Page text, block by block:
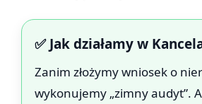
✅ Jak działamy w
Zanim złożymy wniosek o
wykonujemy „zimny audyt”.